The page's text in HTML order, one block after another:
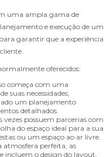
uma ampla gama de
e execução de um
garantir que a experiência
oferecidos:
começa com uma
suas necessidades,
um planejamento
detalhados.
vezes possuem parcerias com
do espaço ideal para a sua
ou um espaço ao ar livre.
atmosfera perfeita, as
incluem o design do layout,